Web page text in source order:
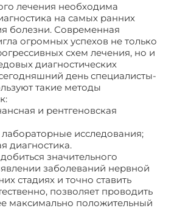
лечения необходима
на самых ранних
болезни. Современная
огромных успехов не только
схем лечения, но и
диагностических
день специалисты-
такие методы
и рентгеновская
исследования;
диагностика.
значительного
заболеваний нервной
стадиях и точно ставить
позволяет проводить
максимально положительный